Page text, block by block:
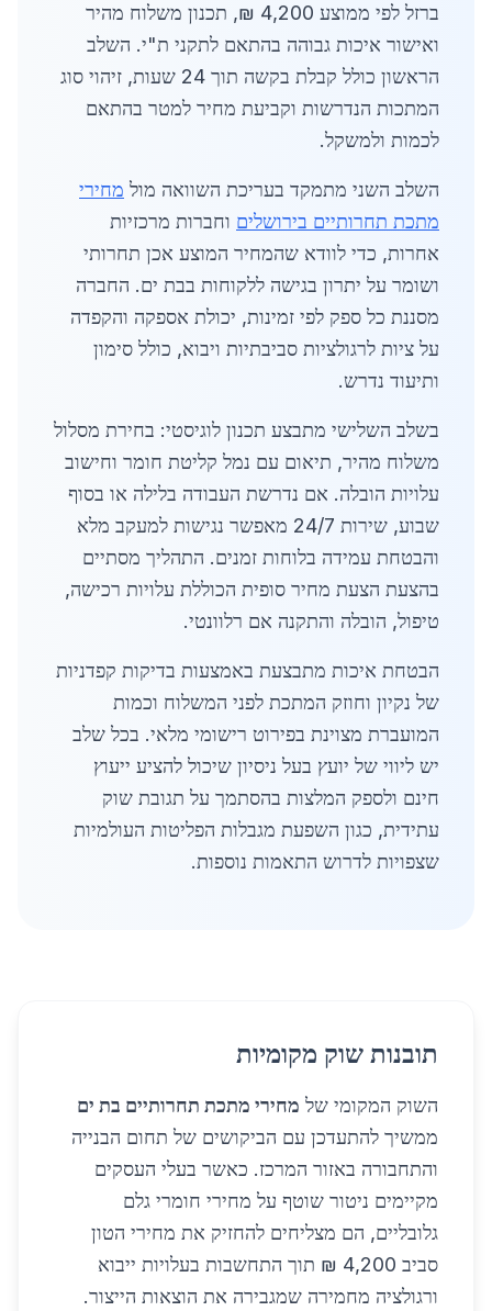
ברזל לפי ממוצע 4,200 ₪, תכנון משלוח מהיר
ואישור איכות גבוהה בהתאם לתקני ת"י. השלב
הראשון כולל קבלת בקשה תוך 24 שעות, זיהוי סוג
המתכות הנדרשות וקביעת מחיר למטר בהתאם
לכמות ולמשקל.
השלב השני מתמקד בעריכת השוואה מול מחירי
מתכת תחרותיים בירושלים וחברות מרכזיות
אחרות, כדי לוודא שהמחיר המוצע אכן תחרותי
ושומר על יתרון בגישה ללקוחות בבת ים. החברה
מסננת כל ספק לפי זמינות, יכולת אספקה והקפדה
על ציות לרגולציות סביבתיות ויבוא, כולל סימון
ותיעוד נדרש.
בשלב השלישי מתבצע תכנון לוגיסטי: בחירת מסלול
משלוח מהיר, תיאום עם נמל קליטת חומר וחישוב
עלויות הובלה. אם נדרשת העבודה בלילה או בסוף
שבוע, שירות 24/7 מאפשר נגישות למעקב מלא
והבטחת עמידה בלוחות זמנים. התהליך מסתיים
בהצעת הצעת מחיר סופית הכוללת עלויות רכישה,
טיפול, הובלה והתקנה אם רלוונטי.
הבטחת איכות מתבצעת באמצעות בדיקות קפדניות
של נקיון וחוזק המתכת לפני המשלוח וכמות
המועברת מצוינת בפירוט רישומי מלאי. בכל שלב
יש ליווי של יועץ בעל ניסיון שיכול להציע ייעוץ
חינם ולספק המלצות בהסתמך על תגובת שוק
עתידית, כגון השפעת מגבלות הפליטות העולמיות
שצפויות לדרוש התאמות נוספות.
תובנות שוק מקומיות
השוק המקומי של מחירי מתכת תחרותיים בת ים
ממשיך להתעדכן עם הביקושים של תחום הבנייה
והתחבורה באזור המרכז. כאשר בעלי העסקים
מקיימים ניטור שוטף על מחירי חומרי גלם
גלובליים, הם מצליחים להחזיק את מחירי הטון
סביב 4,200 ₪ תוך התחשבות בעלויות ייבוא
ורגולציה מחמירה שמגבירה את הוצאות הייצור.